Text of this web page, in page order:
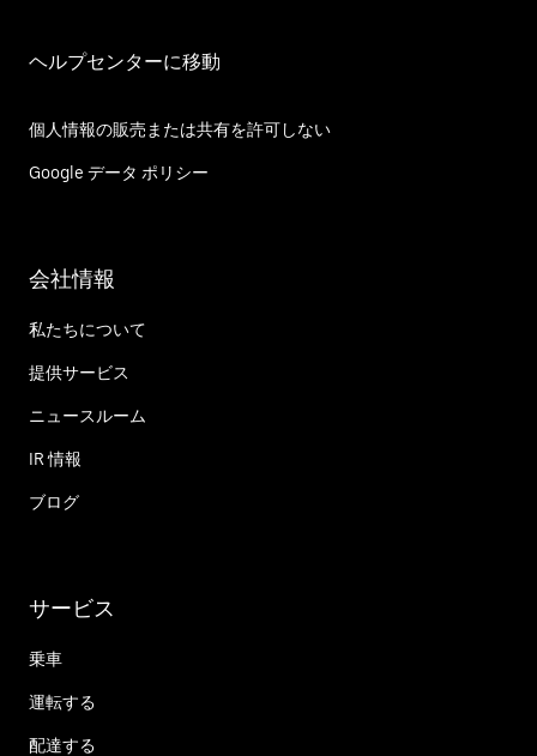
ヘルプセンターに移動
個人情報の販売または共有を許可しない
Google データ ポリシー
会社情報
私たちについて
提供サービス
ニュースルーム
IR 情報
ブログ
サービス
乗車
運転する
配達する